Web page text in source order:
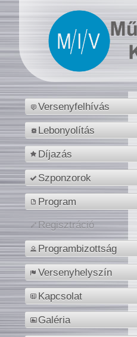
Versenyfelhívás
Lebonyolítás
Díjazás
Szponzorok
Program
Regisztráció
Programbizottság
Versenyhelyszín
Kapcsolat
Galéria